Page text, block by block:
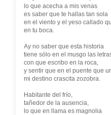
lo que acecha a mis venas
es saber que te hallas tan sola
en el viento y el yeso callado
en tu boca.
Ay no saber que esta historia
tiene sólo en el musgo las
con que escribo en la roca,
y sentir que en el puente que
mi destino crascita zozobra.
Habitante del frío,
tañedor de la ausencia,
lo que en llama es magnolia